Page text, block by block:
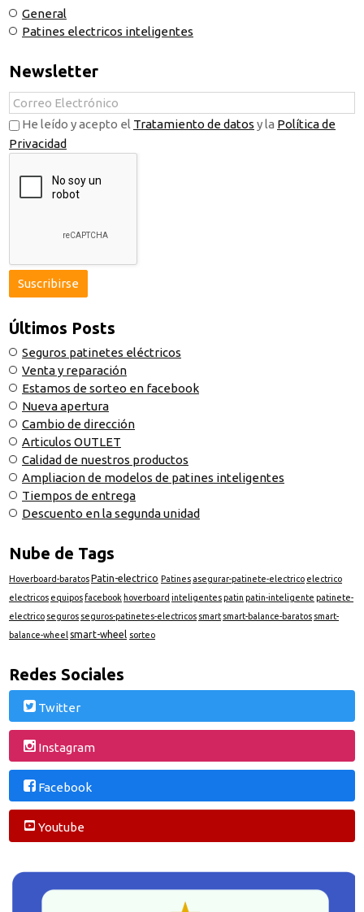
General
Patines electricos inteligentes
Newsletter
He leído y acepto el Tratamiento de datos y la Política de
Privacidad
Últimos Posts
Seguros patinetes eléctricos
Venta y reparación
Estamos de sorteo en facebook
Nueva apertura
Cambio de dirección
Articulos OUTLET
Calidad de nuestros productos
Ampliacion de modelos de patines inteligentes
Tiempos de entrega
Descuento en la segunda unidad
Nube de Tags
Hoverboard-baratos Patin-electrico Patines asegurar-patinete-electrico electrico
electricos equiposfacebook hoverboard inteligentespatin patin-inteligente patinete-
electrico seguros seguros-patinetes-electricos smart smart-balance-baratos smart-
balance-wheel smart-wheel sorteo
Redes Sociales
Twitter
Instagram
Facebook
Youtube